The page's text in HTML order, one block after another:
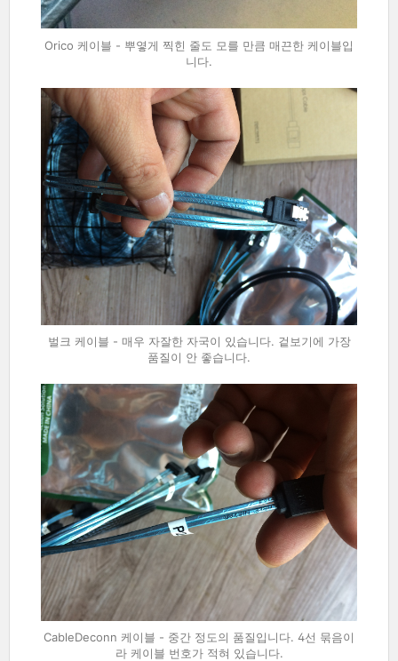
Orico 케이블 - 뿌옇게 찍힌 줄도 모를 만큼 매끈한 케이블입
니다.
벌크 케이블 - 매우 자잘한 자국이 있습니다. 겉보기에 가장
품질이 안 좋습니다.
CableDeconn 케이블 - 중간 정도의 품질입니다. 4선 묶음이
라 케이블 번호가 적혀 있습니다.